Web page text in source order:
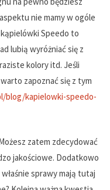
nie mamy w ogóle
Speedo to
lubią wyróżniać się z
kolory itd. Jeśli
zapoznać się z tym
blog/kapielowki-speedo-
zatem zdecydować
jakościowe. Dodatkowo
sprawy mają tutaj